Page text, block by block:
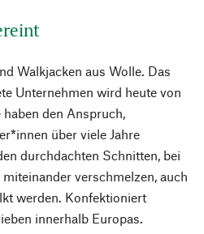
Walkjacken aus Wolle. Das
Unternehmen wird heute von
den Anspruch,
über viele Jahre
durchdachten Schnitten, bei
verschmelzen, auch
werden. Konfektioniert
innerhalb Europas.